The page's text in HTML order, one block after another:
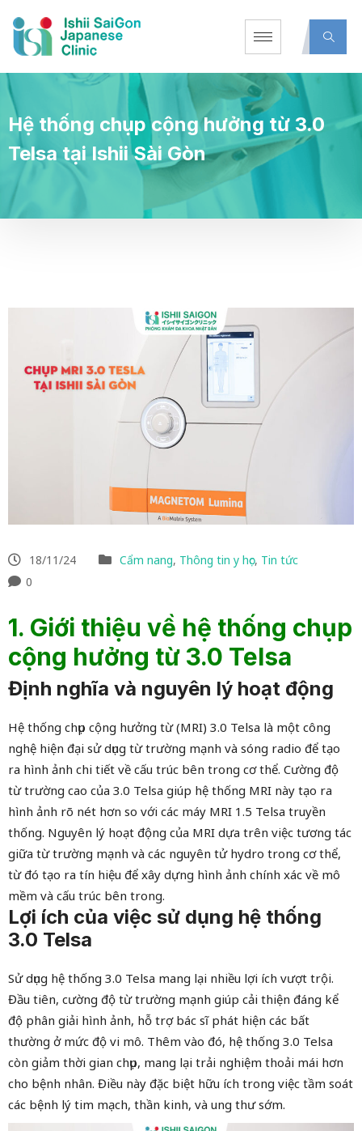
Hệ thống chụp cộng hưởng từ 3.0
Telsa tại Ishii Sài Gòn
18/11/24 Cẩm nang, Thông tin y học, Tin tức
0
1. Giới thiệu về hệ thống chụp
cộng hưởng từ 3.0 Telsa
Định nghĩa và nguyên lý hoạt động
Hệ thống chụp cộng hưởng từ (MRI) 3.0 Telsa là một công
nghệ hiện đại sử dụng từ trường mạnh và sóng radio để tạo
ra hình ảnh chi tiết về cấu trúc bên trong cơ thể. Cường độ
từ trường cao của 3.0 Telsa giúp hệ thống MRI này tạo ra
hình ảnh rõ nét hơn so với các máy MRI 1.5 Telsa truyền
thống. Nguyên lý hoạt động của MRI dựa trên việc tương tác
giữa từ trường mạnh và các nguyên tử hydro trong cơ thể,
từ đó tạo ra tín hiệu để xây dựng hình ảnh chính xác về mô
mềm và cấu trúc bên trong.
Lợi ích của việc sử dụng hệ thống
3.0 Telsa
Sử dụng hệ thống 3.0 Telsa mang lại nhiều lợi ích vượt trội.
Đầu tiên, cường độ từ trường mạnh giúp cải thiện đáng kể
độ phân giải hình ảnh, hỗ trợ bác sĩ phát hiện các bất
thường ở mức độ vi mô. Thêm vào đó, hệ thống 3.0 Telsa
còn giảm thời gian chụp, mang lại trải nghiệm thoải mái hơn
cho bệnh nhân. Điều này đặc biệt hữu ích trong việc tầm soát
các bệnh lý tim mạch, thần kinh, và ung thư sớm.